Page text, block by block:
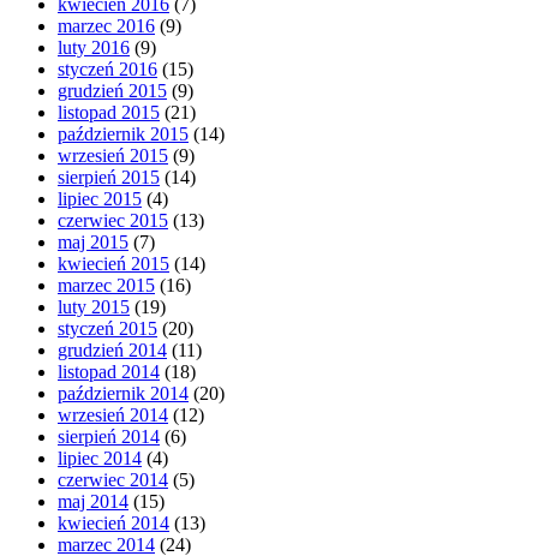
kwiecień 2016 (7)
marzec 2016 (9)
luty 2016 (9)
styczeń 2016 (15)
grudzień 2015 (9)
listopad 2015 (21)
październik 2015 (14)
wrzesień 2015 (9)
sierpień 2015 (14)
lipiec 2015 (4)
czerwiec 2015 (13)
maj 2015 (7)
kwiecień 2015 (14)
marzec 2015 (16)
luty 2015 (19)
styczeń 2015 (20)
grudzień 2014 (11)
listopad 2014 (18)
październik 2014 (20)
wrzesień 2014 (12)
sierpień 2014 (6)
lipiec 2014 (4)
czerwiec 2014 (5)
maj 2014 (15)
kwiecień 2014 (13)
marzec 2014 (24)